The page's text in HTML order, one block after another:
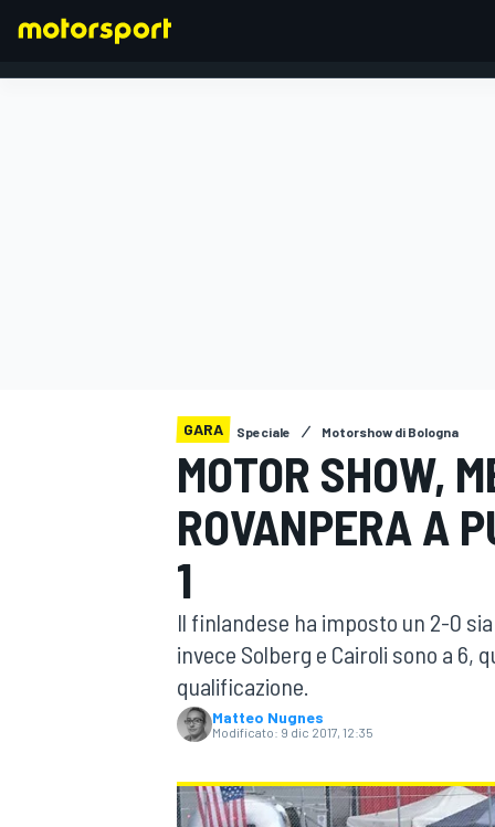
MOTOGP WEC
GARA Speciale Motorshow di Bologna
MOTOR SHOW,
ROVANPERA A
1
Il finlandese ha imposto un 2-0
invece Solberg e Cairoli sono a 6,
qualificazione.
Matteo Nugnes
Modificato: 9 dic 2017, 12:35